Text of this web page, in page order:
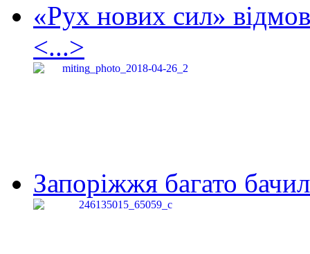
«Рух нових сил»
<...>
Запоріжжя багато